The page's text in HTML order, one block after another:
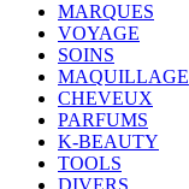
MARQUES
VOYAGE
SOINS
MAQUILLAGE
CHEVEUX
PARFUMS
K-BEAUTY
TOOLS
DIVERS